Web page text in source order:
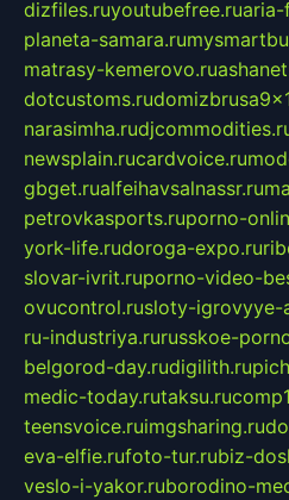
dizfiles.ruyoutubefree.ruaria-
planeta-samara.ru
matrasy-kemerovo.ru
dotcustoms.ru
narasimha.ru
newsplain.rucardvoice.ru
gbget.rualfeihavsalnassr.ru
petrovkasports.ruporno-
york-life.rudoroga-expo.ru
slovar-ivrit.ruporno-video-
ovucontrol.rusloty-igrovyye-
ru-industriya.rurusskoe-
belgorod-day.rudigilith.ru
medic-today.rutaksu.ru
teensvoice.ruimgsharing.ru
eva-elfie.rufoto-tur.rubiz-
veslo-i-yakor.ruborodino-